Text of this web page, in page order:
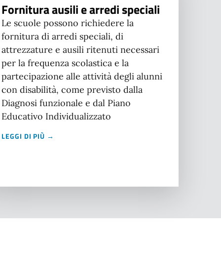
Fornitura ausili e arredi speciali
Le scuole possono richiedere la
fornitura di arredi speciali, di
attrezzature e ausili ritenuti necessari
per la frequenza scolastica e la
partecipazione alle attività degli alunni
con disabilità, come previsto dalla
Diagnosi funzionale e dal Piano
Educativo Individualizzato
LEGGI DI PIÙ →